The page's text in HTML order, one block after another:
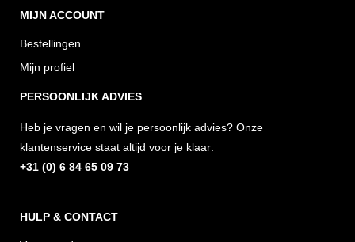
s
t
a
g
r
a
m
c
e
b
o
k
k
k
MIJN ACCOUNT
Bestellingen
Mijn profiel
PERSOONLIJK ADVIES
Heb je vragen en wil je persoonlijk advies? Onze
klantenservice staat altijd voor je klaar:
+31 (0) 6 84 65 09 73
HULP & CONTACT